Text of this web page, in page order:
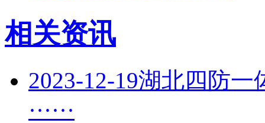
相关资讯
2023-12-19湖北四防一
······